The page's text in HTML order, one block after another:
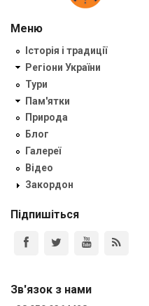
Меню
Історія і традиції
Регіони України
Тури
Пам'ятки
Природа
Блог
Галереї
Відео
Закордон
Підпишіться
Зв'язок з нами